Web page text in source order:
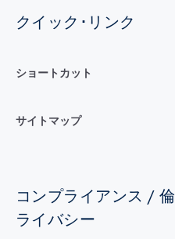
クイック･リンク
ショートカット
サイトマップ
コンプライアンス /
ライバシー